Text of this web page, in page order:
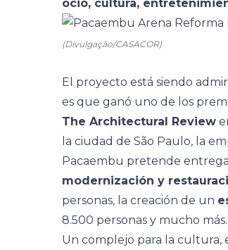
ocio, cultura,
(Divulgação/CASACOR)
El proyecto está siendo
es que ganó uno de los
The Architectural Review
la ciudad de São Paulo, la
Pacaembu pretende
modernización y
personas, la creación de un
8.500 personas y mucho más.
Un complejo para la cultura,